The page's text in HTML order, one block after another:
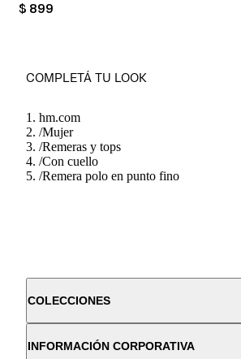
PRICE:
$ 899
COMPLETÁ TU LOOK
hm.com
/Mujer
/Remeras y tops
/Con cuello
/Remera polo en punto fino
COLECCIONES
INFORMACIÓN CORPORATIVA